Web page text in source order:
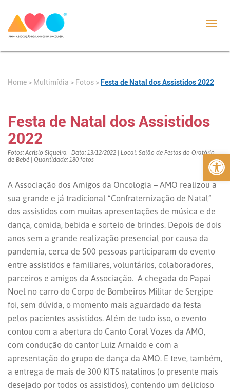
Abrir
Home > Multimídia > Fotos > Festa de Natal dos Assistidos 2022
Festa de Natal dos Assistidos
2022
Fotos: Acrísio Siqueira | Data: 13/12/2022 | Local: Salão de Festas do Oratório
de Bebé | Quantidade: 180 fotos
A Associação dos Amigos da Oncologia – AMO realizou a
sua grande e já tradicional “Confraternização de Natal”
dos assistidos com muitas apresentações de música e de
dança, comida, bebida e sorteio de brindes. Depois de dois
anos sem a grande realização presencial por causa da
pandemia, cerca de 500 pessoas participaram do evento
entre assistidos e familiares, voluntários, colaboradores,
parceiros e amigos da Associação. A chegada do Papai
Noel no carro do Corpo de Bombeiros Militar de Sergipe
foi, sem dúvida, o momento mais aguardado da festa
pelos pacientes assistidos. Além de tudo isso, o evento
contou com a abertura do Canto Coral Vozes da AMO,
com condução do cantor Luiz Arnaldo e com a
apresentação do grupo de dança da AMO. E teve, também,
a entrega de mais de 300 KITS natalinos (o presente mais
desejado por todos os assistidos), contendo um delicioso